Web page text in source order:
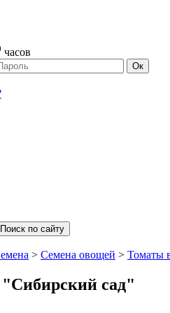
часов
д. 16, стр. 1 Ок
Поиск по сайту
> Семена овощей > Томаты
сад"